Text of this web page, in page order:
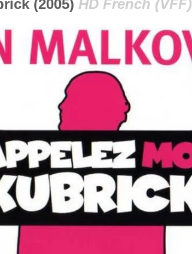
(2005) HD French (VFF)